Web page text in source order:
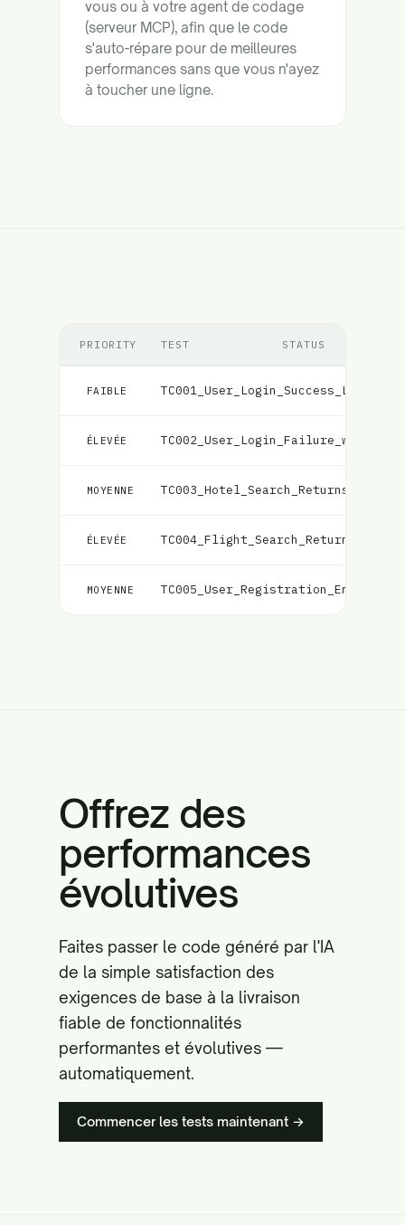
vous ou à votre agent de codage
(serveur MCP), afin que le code
s'auto-répare pour de meilleures
performances sans que vous n'ayez
à toucher une ligne.
PRIORITY TEST STATUS
FAIBLE TC001_User_Login_Success_Load
ÉLEVÉE
MOYENNE
ÉLEVÉE
MOYENNE
Offrez des
performances
évolutives
Faites passer le code généré par l'IA
de la simple satisfaction des
exigences de base à la livraison
fiable de fonctionnalités
performantes et évolutives —
automatiquement.
Commencer les tests maintenant →